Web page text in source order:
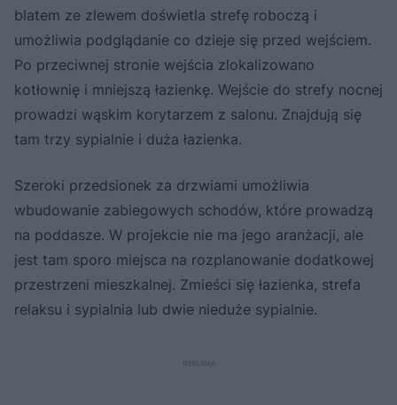
blatem ze zlewem doświetla strefę roboczą i
umożliwia podglądanie co dzieje się przed wejściem.
Po przeciwnej stronie wejścia zlokalizowano
kotłownię i mniejszą łazienkę. Wejście do strefy nocnej
prowadzi wąskim korytarzem z salonu. Znajdują się
tam trzy sypialnie i duża łazienka.
Szeroki przedsionek za drzwiami umożliwia
wbudowanie zabiegowych schodów, które prowadzą
na poddasze. W projekcie nie ma jego aranżacji, ale
jest tam sporo miejsca na rozplanowanie dodatkowej
przestrzeni mieszkalnej. Zmieści się łazienka, strefa
relaksu i sypialnia lub dwie nieduże sypialnie.